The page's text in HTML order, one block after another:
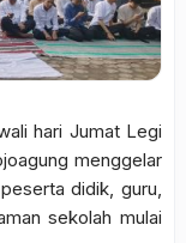
hari Jumat Legi
menggelar
didik, guru,
sekolah mulai